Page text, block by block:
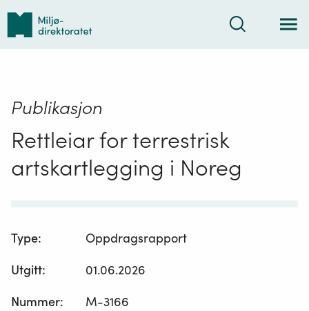
Tilbake
forsiden
Søk
Publikasjon
Rettleiar for terrestrisk
artskartlegging i Noreg
Type:
Oppdragsrapport
Utgitt:
01.06.2026
Nummer:
M-3166